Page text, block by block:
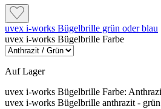
uvex i-works Bügelbrille grün oder blau
uvex i-works Bügelbrille Farbe
Auf Lager
uvex i-works Bügelbrille Farbe:
uvex i-works Bügelbrille anthrazit -